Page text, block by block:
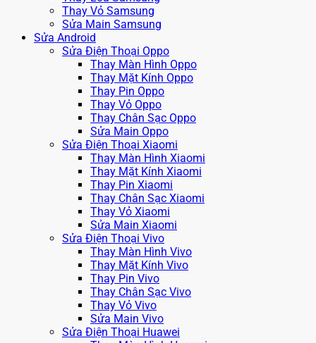
Thay Vỏ Samsung
Sửa Main Samsung
Sửa Android
Sửa Điện Thoại Oppo
Thay Màn Hình Oppo
Thay Mặt Kính Oppo
Thay Pin Oppo
Thay Vỏ Oppo
Thay Chân Sạc Oppo
Sửa Main Oppo
Sửa Điện Thoại Xiaomi
Thay Màn Hình Xiaomi
Thay Mặt Kính Xiaomi
Thay Pin Xiaomi
Thay Chân Sạc Xiaomi
Thay Vỏ Xiaomi
Sửa Main Xiaomi
Sửa Điện Thoại Vivo
Thay Màn Hình Vivo
Thay Mặt Kính Vivo
Thay Pin Vivo
Thay Chân Sạc Vivo
Thay Vỏ Vivo
Sửa Main Vivo
Sửa Điện Thoại Huawei